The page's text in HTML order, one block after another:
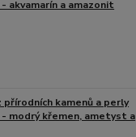
akvamarín a amazonit
přírodních kamenů a perly
- modrý křemen, ametyst a